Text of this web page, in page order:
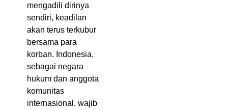
mengadili dirinya
sendiri, keadilan
akan terus terkubur
bersama para
korban. Indonesia,
sebagai negara
hukum dan anggota
komunitas
internasional, wajib